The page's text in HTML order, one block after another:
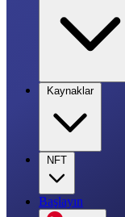
Kaynaklar
NFT
Başlayın